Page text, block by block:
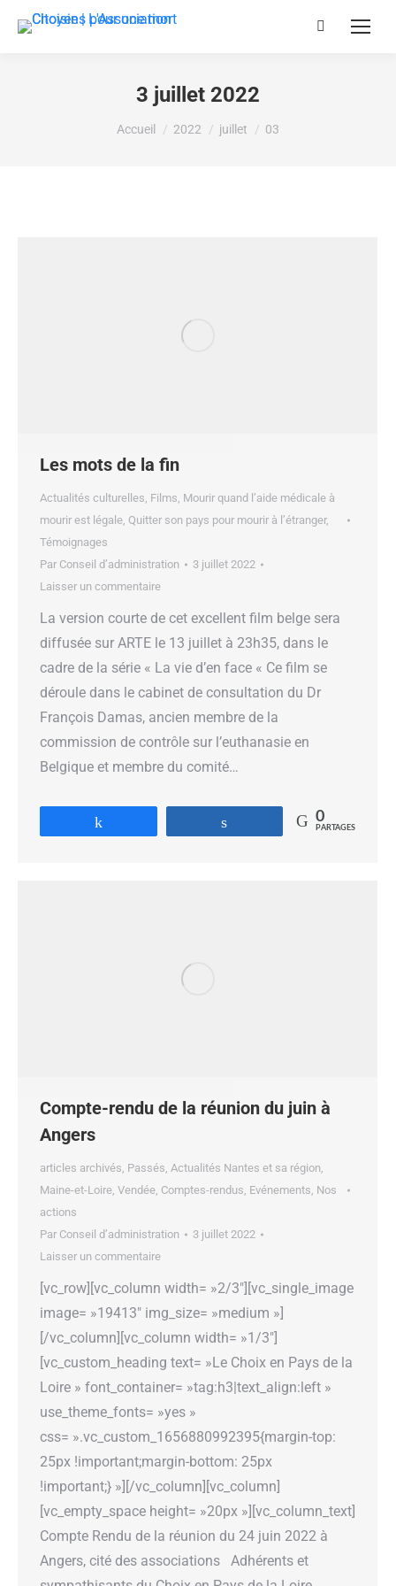
3 juillet 2022
Vous êtes ici :
Accueil 2022 juillet 03
Les mots de la fin
Actualités culturelles, Films, Mourir quand l’aide médicale à
mourir est légale, Quitter son pays pour mourir à l’étranger,
Témoignages
Par Conseil d’administration
3 juillet 2022
Laisser un commentaire
La version courte de cet excellent film belge sera
diffusée sur ARTE le 13 juillet à 23h35, dans le
cadre de la série « La vie d’en face « Ce film se
déroule dans le cabinet de consultation du Dr
François Damas, ancien membre de la
commission de contrôle sur l’euthanasie en
Belgique et membre du comité…
0
PARTAGES
Compte-rendu de la réunion du juin à
Angers
articles archivés, Passés, Actualités Nantes et sa région,
Maine-et-Loire, Vendée, Comptes-rendus, Evénements, Nos
actions
Par Conseil d’administration
3 juillet 2022
Laisser un commentaire
[vc_row][vc_column width= »2/3″][vc_single_image
image= »19413″ img_size= »medium »]
[/vc_column][vc_column width= »1/3″]
[vc_custom_heading text= »Le Choix en Pays de la
Loire » font_container= »tag:h3|text_align:left »
use_theme_fonts= »yes »
css= ».vc_custom_1656880992395{margin-top:
25px !important;margin-bottom: 25px
!important;} »][/vc_column][vc_column]
[vc_empty_space height= »20px »][vc_column_text]
Compte Rendu de la réunion du 24 juin 2022 à
Angers, cité des associations Adhérents et